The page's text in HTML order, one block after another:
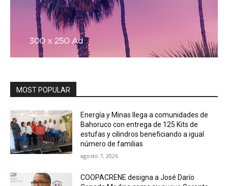
MOST POPULAR
Energía y Minas llega a comunidades de
Bahoruco con entrega de 125 Kits de
estufas y cilindros beneficiando a igual
número de familias
agosto 7, 2026
COOPACRENE designa a José Darío